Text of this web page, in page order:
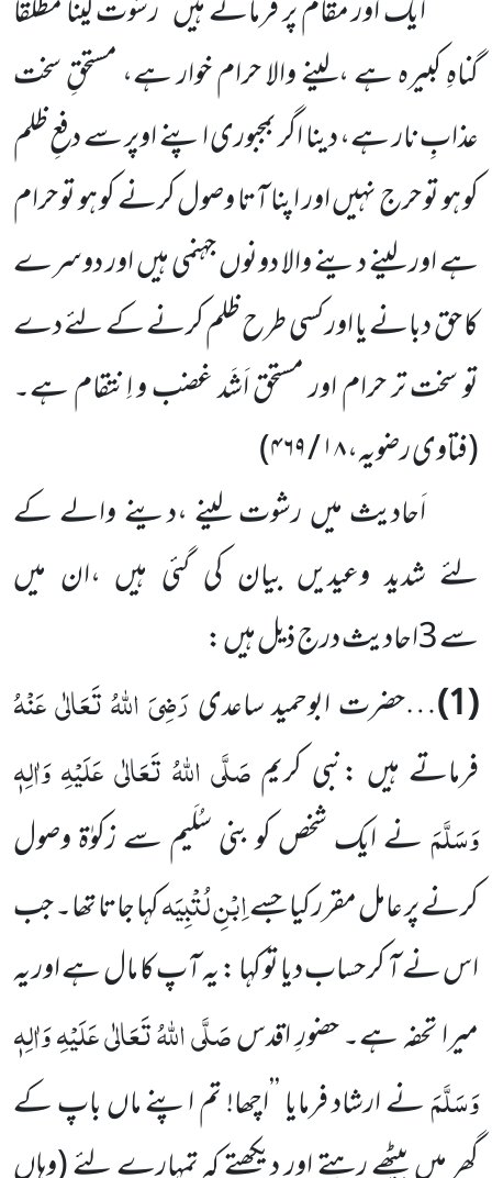
ایک اور مقام پر فرماتے ہیں ’’رشوت لینا مطلقاً
گناہِ کبیرہ ہے ،لینے والا حرام خوار ہے، مستحقِ سخت
عذابِ نار ہے، دینا اگر بمجبوری اپنے اوپر سے دفعِ ظلم
کو ہو تو حرج نہیں اور اپنا آتا وصول کرنے کو ہو تو حرام
ہے اور لینے دینے والا دونوں جہنمی ہیں اور دوسرے
کا حق دبانے یا اور کسی طرح ظلم کرنے کے لئے دے
تو سخت تر حرام اور مستحق اَشَد غضب و اِنتقام ہے۔
(فتاوی رضویہ،۱۸ / ۴۶۹)
اَحادیث میں رشوت لینے ،دینے والے کے
لئے شدید وعیدیں بیان کی گئی ہیں ،ان میں
سے 3احادیث درج ذیل ہیں :
(1) …حضرت ابوحمید ساعدیرَضِیَ اللہُ تَعَالٰی عَنْہُ
فرماتے ہیں :نبی کریمصَلَّی اللہُ تَعَالٰی عَلَیْہِ وَاٰلِہٖ
وَسَلَّمَنے ایک شخص کو بنی سُلَیم سے زکوٰۃ وصول
کرنے پر عامل مقرر کیا جسےاِبْنِ لُتْبِیَہکہا جاتا تھا۔ جب
اس نے آ کر حساب دیا تو کہا : یہ آپ کا مال ہے اور یہ
میرا تحفہ ہے۔ حضورِ اقدسصَلَّی اللہُ تَعَالٰی عَلَیْہِ وَاٰلِہٖ
وَسَلَّمَنے ارشاد فرمایا ’’اچھا! تم اپنے ماں باپ کے